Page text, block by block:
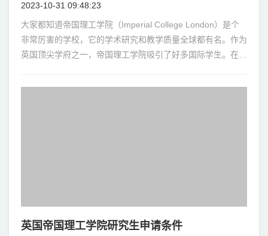
2023-10-31 09:48:23
大家都知道帝国理工学院（Imperial College London）是个
非常厉害的学校，它的学术研究和教学质量全球都有名。作为
英国顶尖学府之一，帝国理工学院吸引了好多国际学生。在留
英国帝国理工学院研究生申请条件